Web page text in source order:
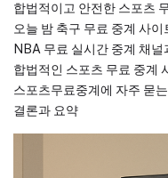
합법적이고 안전한 스포츠
오늘 밤 축구 무료 중계 사
NBA 무료 실시간 중계 채
합법적인 스포츠 무료 중계
스포츠무료중계에 자주 묻
결론과 요약